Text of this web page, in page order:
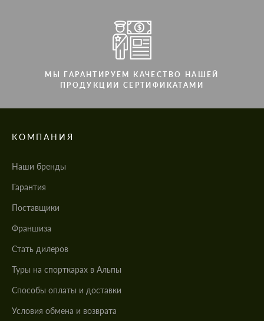
МЫ ГАРАНТИРУЕМ КАЧЕСТВО НАШЕЙ
ПРОДУКЦИИ СЕРТИФИКАТАМИ
КОМПАНИЯ
Наши бренды
Гарантия
Поставщики
Франшиза
Стать дилеров
Туры на спорткарах в Альпы
Cпособы оплаты и доставки
Условия обмена и возврата